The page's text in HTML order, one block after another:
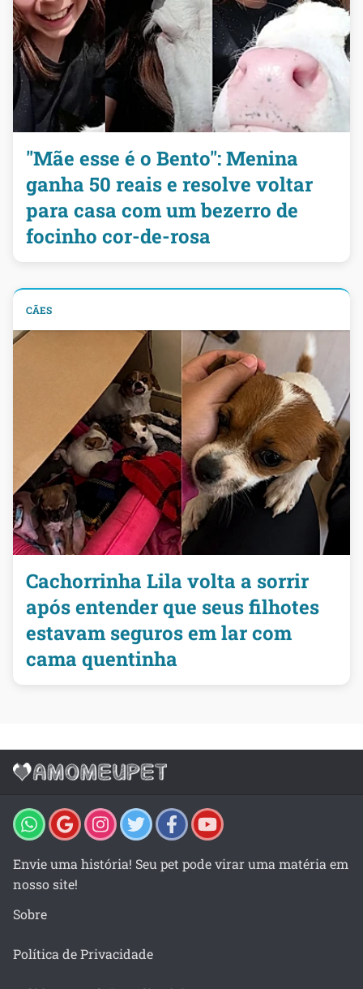
"Mãe esse é o Bento": Menina
ganha 50 reais e resolve voltar
para casa com um bezerro de
focinho cor-de-rosa
CÃES
Cachorrinha Lila volta a sorrir
após entender que seus filhotes
estavam seguros em lar com
cama quentinha
Envie uma história! Seu pet pode virar uma matéria em
nosso site!
Sobre
Política de Privacidade